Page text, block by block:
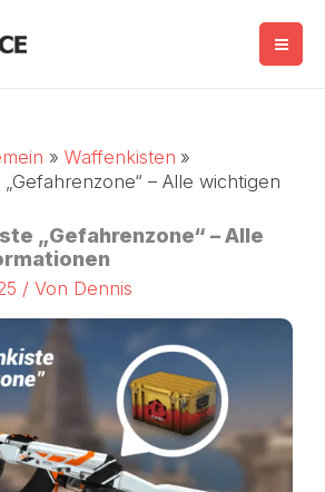
Waffenkisten
– Alle wichtigen
„Gefahrenzone“ – Alle
/ Von Dennis